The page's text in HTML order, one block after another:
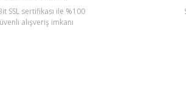
SSL sertifikası ile %100
alışveriş imkanı